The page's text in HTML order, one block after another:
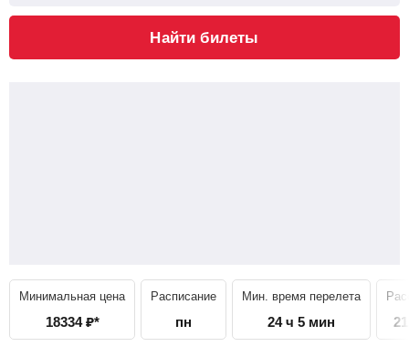
Найти билеты
Минимальная цена
18334 ₽*
Расписание
пн
Мин. время перелета
24 ч 5 мин